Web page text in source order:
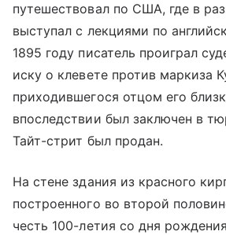
путешествовал по США, где в
выступал с лекциями по
1895 году писатель проиграл
иску о клевете против маркиза
приходившегося отцом его
впоследствии был заключен в
Тайт-стрит был продан.
На стене здания из красного
построенного во второй
честь 100-летия со дня рождения